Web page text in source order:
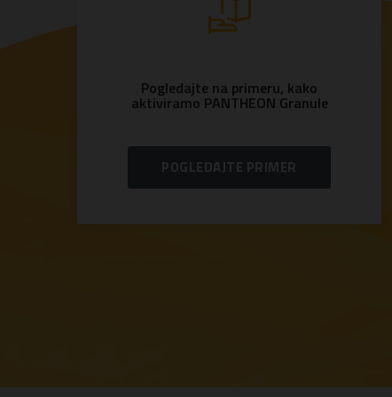
Pogledajte na primeru, kako
aktiviramo PANTHEON Granule
POGLEDAJTE PRIMER